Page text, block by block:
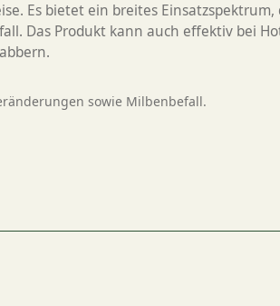
Es bietet ein breites
Das Produkt kann auch effektiv bei
sowie Milbenbefall.